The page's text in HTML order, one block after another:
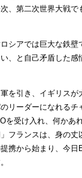
、第二次世界大戦
シアでは巨大な鉄
、と自己矛盾した
を引き、イギリス
リーダーになれる
を受け入れ、何かあ
フランスは、身の
携から始まり、今